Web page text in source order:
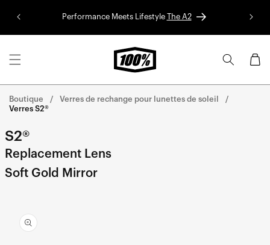
contenu
Performance Meets Lifestyle The A2
Panier
Boutique
Verres de rechange pour lunettes de soleil
Verres S2®
S2®
Replacement Lens
Soft Gold Mirror
informations
sur le